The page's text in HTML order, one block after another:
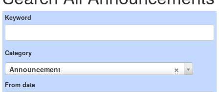
Keyword
Category
Announcement
From date